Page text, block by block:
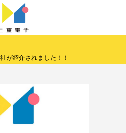
が紹介されました！！